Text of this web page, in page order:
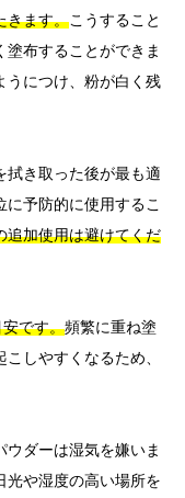
きます。こうすること
布することができま
うにつけ、粉が白く残
拭き取った後が最も適
予防的に使用するこ
追加使用は避けてくだ
です。頻繁に重ね塗
しやすくなるため、
ダーは湿気を嫌いま
光や湿度の高い場所を